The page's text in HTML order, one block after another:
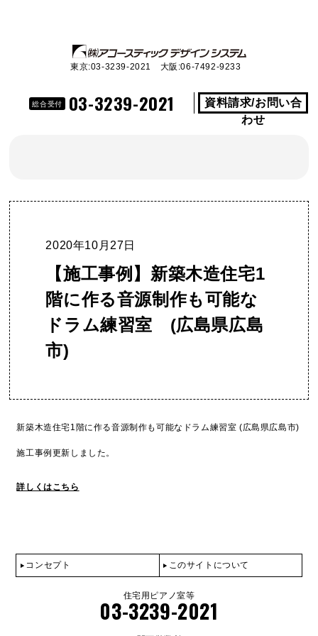
東京:03-3239-2021 大阪:06-7492-9233
総合受付 03-3239-2021
資料請求/お問い合
わせ
2020年10月27日
【施工事例】新築木造住宅1
階に作る音源制作も可能な
ドラム練習室 (広島県広島
市)
新築木造住宅1階に作る音源制作も可能なドラム練習室 (広島県広島市)
施工事例更新しました。
詳しくはこちら
コンセプト このサイトについて
住宅用ピアノ室等
03-3239-2021